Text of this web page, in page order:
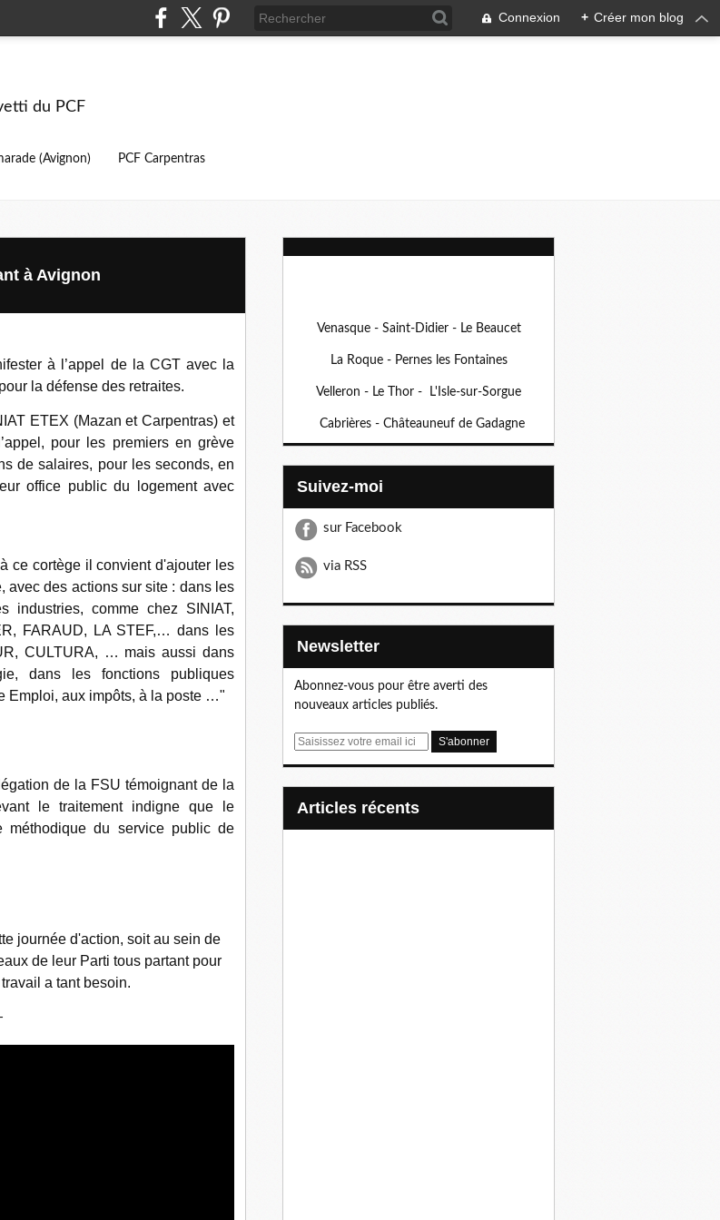
Connexion + Créer mon blog
du PCF
(Avignon) PCF Carpentras
à Avignon
à l’appel de la CGT avec la
la défense des retraites.
ETEX (Mazan et Carpentras) et
pour les premiers en grève
de salaires, pour les seconds, en
office public du logement avec
ce cortège il convient d'ajouter les
avec des actions sur site : dans les
industries, comme chez SINIAT,
FARAUD, LA STEF,… dans les
CULTURA, … mais aussi dans
dans les fonctions publiques
Emploi, aux impôts, à la poste …"
de la FSU témoignant de la
le traitement indigne que le
méthodique du service public de
journée d'action, soit au sein de
de leur Parti tous partant pour
a tant besoin.
Venasque - Saint-Didier - Le Beaucet
La Roque - Pernes les Fontaines
Velleron - Le Thor - L'Isle-sur-Sorgue
Cabrières - Châteauneuf de Gadagne
Suivez-moi
sur Facebook
via RSS
Newsletter
Abonnez-vous pour être averti des
nouveaux articles publiés.
E
articles récents